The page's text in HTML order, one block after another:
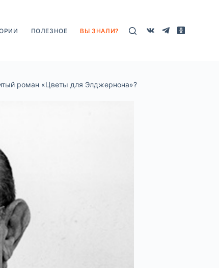
ПОЛЕЗНОЕ ВЫ ЗНАЛИ?
роман «Цветы для Элджернона»?